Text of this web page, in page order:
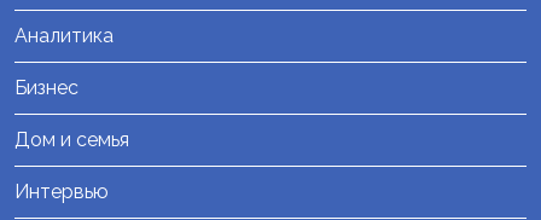
Аналитика
Бизнес
Дом и семья
Интервью